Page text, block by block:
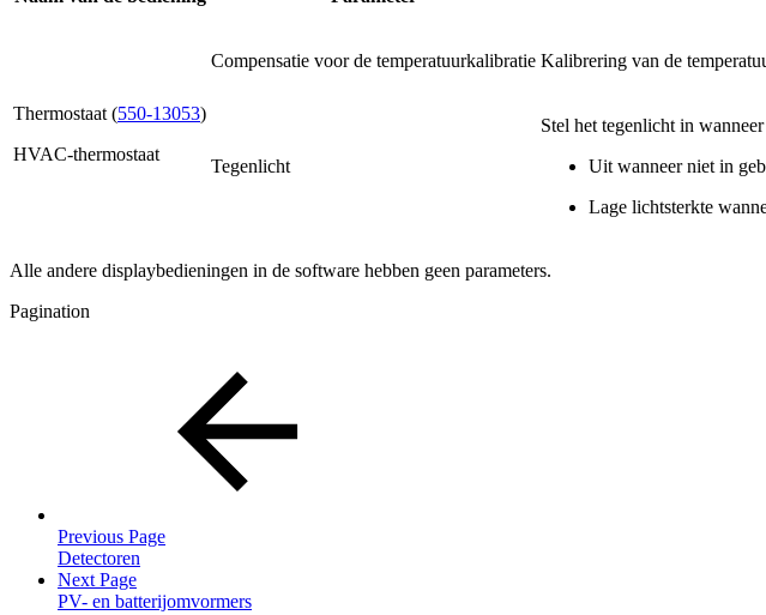
Thermostaat (550-13053)
HVAC-thermostaat
Compensatie voor de temperatuurkalibratie Kalibrering van de
Tegenlicht
Stel het tegenlicht in
Uit wanneer niet in
Lage lichtsterkte
Alle andere displaybedieningen in de software hebben geen parameters.
Pagination
Previous Page
Detectoren
Next Page
PV- en batterijomvormers